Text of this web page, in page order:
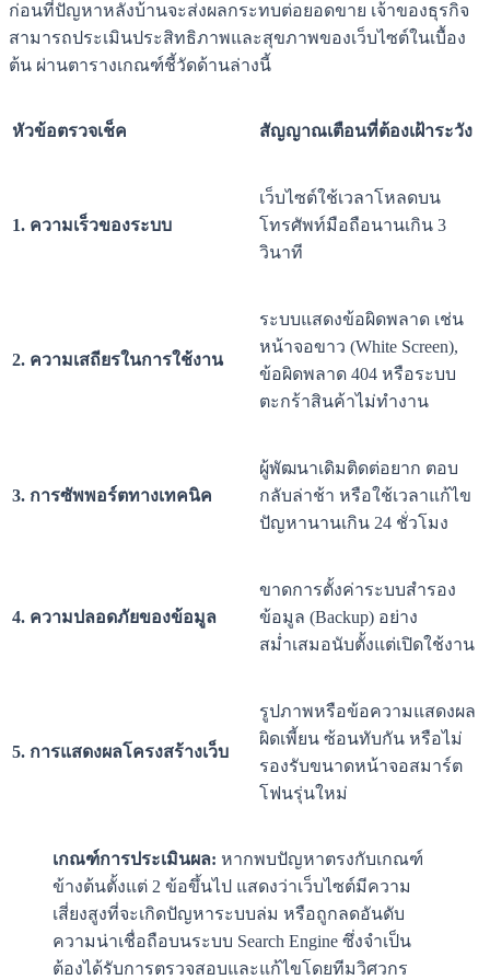
ก่อนที่ปัญหาหลังบ้านจะส่งผลกระทบต่อยอดขาย เจ้าของธุรกิจ
สามารถประเมินประสิทธิภาพและสุขภาพของเว็บไซต์ในเบื้อง
ต้น ผ่านตารางเกณฑ์ชี้วัดด้านล่างนี้
หัวข้อตรวจเช็ค สัญญาณเตือนที่ต้องเฝ้าระวัง
1. ความเร็วของระบบ
เว็บไซต์ใช้เวลาโหลดบน
โทรศัพท์มือถือนานเกิน 3
วินาที
2. ความเสถียรในการใช้งาน
ระบบแสดงข้อผิดพลาด เช่น
หน้าจอขาว (White Screen),
ข้อผิดพลาด 404 หรือระบบ
ตะกร้าสินค้าไม่ทำงาน
3. การซัพพอร์ตทางเทคนิค
ผู้พัฒนาเดิมติดต่อยาก ตอบ
กลับล่าช้า หรือใช้เวลาแก้ไข
ปัญหานานเกิน 24 ชั่วโมง
4. ความปลอดภัยของข้อมูล
ขาดการตั้งค่าระบบสำรอง
ข้อมูล (Backup) อย่าง
สม่ำเสมอนับตั้งแต่เปิดใช้งาน
5. การแสดงผลโครงสร้างเว็บ
รูปภาพหรือข้อความแสดงผล
ผิดเพี้ยน ซ้อนทับกัน หรือไม่
รองรับขนาดหน้าจอสมาร์ต
โฟนรุ่นใหม่
เกณฑ์การประเมินผล: หากพบปัญหาตรงกับเกณฑ์
ข้างต้นตั้งแต่ 2 ข้อขึ้นไป แสดงว่าเว็บไซต์มีความ
เสี่ยงสูงที่จะเกิดปัญหาระบบล่ม หรือถูกลดอันดับ
ความน่าเชื่อถือบนระบบ Search Engine ซึ่งจำเป็น
ต้องได้รับการตรวจสอบและแก้ไขโดยทีมวิศวกร